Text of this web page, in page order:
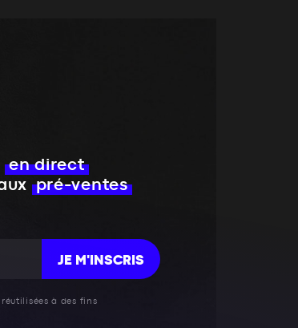
en direct
pré-ventes
JE M'INSCRIS
à des fins